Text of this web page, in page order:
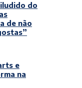
do
de não
e
na